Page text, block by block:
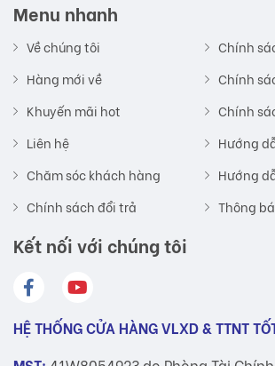
Menu nhanh
Về chúng tôi
Hàng mới về
Khuyến mãi hot
Liên hệ
Chăm sóc khách hàng
Chính sách đổi trả
Chính
Chính
Chính
Hướng
Hướng
Thông
Kết nối với chúng tôi
HỆ THỐNG CỬA HÀNG VLXD & TTNT